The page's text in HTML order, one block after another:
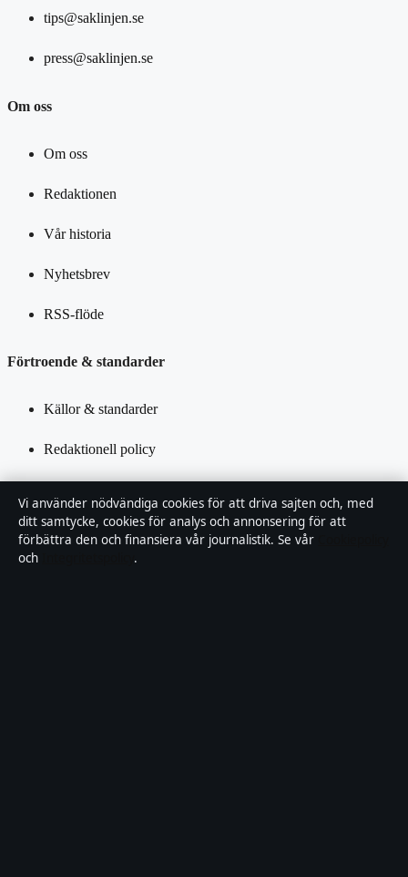
tips@saklinjen.se
press@saklinjen.se
Om oss
Om oss
Redaktionen
Vår historia
Nyhetsbrev
RSS-flöde
Förtroende & standarder
Källor & standarder
Redaktionell policy
Tillgänglighetsredogörelse
Vi använder nödvändiga cookies för att driva sajten och, med
ditt samtycke, cookies för analys och annonsering för att
förbättra den och finansiera vår journalistik. Se vår
och
.